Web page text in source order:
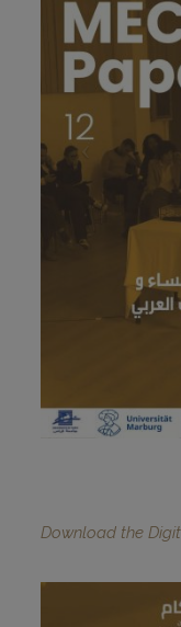
Download the